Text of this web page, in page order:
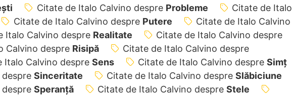
Citate de Italo Calvino despre Probleme
Citate de Italo
Citate de Italo Calvino despre Putere
Citate de Italo Calvino
Italo Calvino despre Realitate
Citate de Italo Calvino despre
Calvino despre Risipă
Citate de Italo Calvino despre
Italo Calvino despre Sens Citate de Italo Calvino despre Simț
Sinceritate Citate de Italo Calvino despre Slăbiciune
Speranță Citate de Italo Calvino despre Stele